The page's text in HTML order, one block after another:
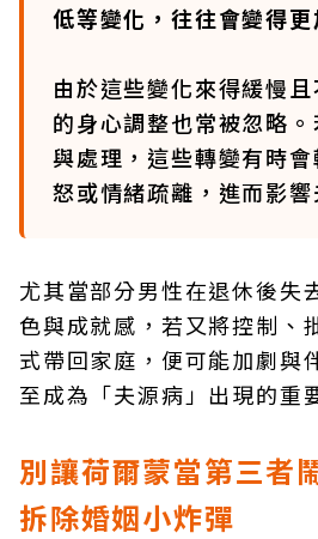
低等變化，往往會變得更
由於這些變化來得緩慢
的身心調整也常被忽略
與處理，這些轉變有時
怒或情緒疏離，進而影響
尤其當部分男性在退休後失
色與成就感，若又將控制、
式帶回家庭，便可能加劇與
至成為「夫源病」出現的重
別讓荷爾蒙當第三者
拆除婚姻小炸彈